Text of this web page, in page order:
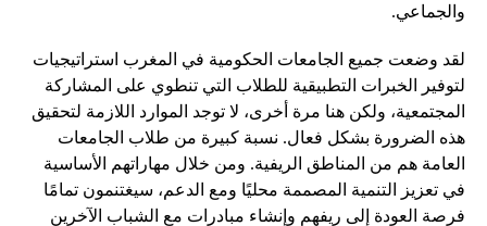
والجماعي.
لقد وضعت جميع الجامعات الحكومية في المغرب استراتيجيات
لتوفير الخبرات التطبيقية للطلاب التي تنطوي على المشاركة
المجتمعية، ولكن هنا مرة أخرى، لا توجد الموارد اللازمة لتحقيق
هذه الضرورة بشكل فعال. نسبة كبيرة من طلاب الجامعات
العامة هم من المناطق الريفية. ومن خلال مهاراتهم الأساسية
في تعزيز التنمية المصممة محليًا ومع الدعم، سيغتنمون تمامًا
فرصة العودة إلى ريفهم وإنشاء مبادرات مع الشباب الآخرين